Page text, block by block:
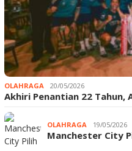
OLAHRAGA 20/05/2026
Akhiri Penantian 22 Tahun,
OLAHRAGA 19/05/2026
Manchester City